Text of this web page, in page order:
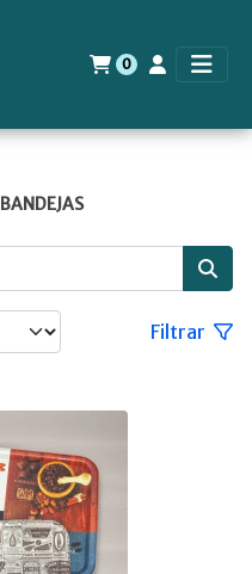
0
BANDEJAS
Filtrar